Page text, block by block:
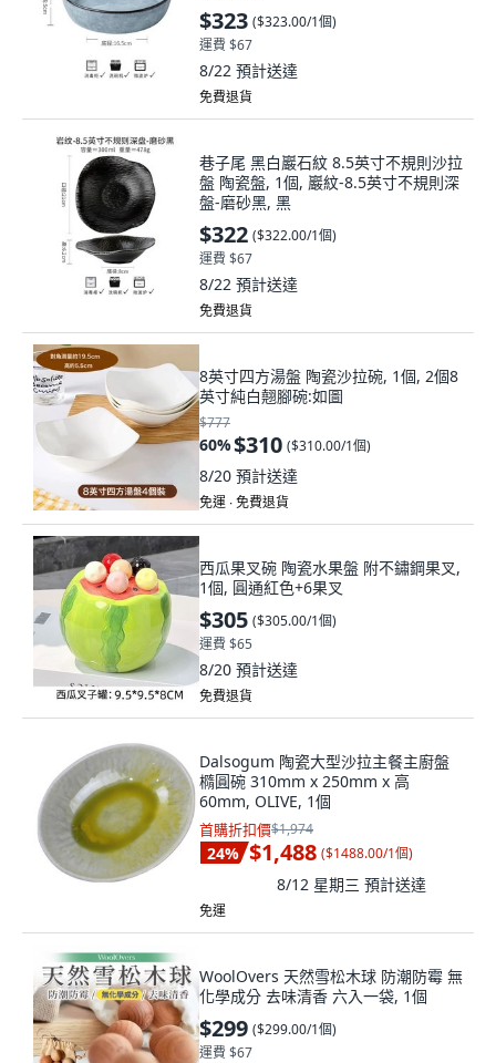
$323 ($323.00/1個)
運費 $67
8/22 預計送達
免費退貨
巷子尾 黑白巖石紋 8.5英寸不規則沙拉
盤 陶瓷盤, 1個, 巖紋-8.5英寸不規則深
盤-磨砂黑, 黑
$322 ($322.00/1個)
運費 $67
8/22 預計送達
免費退貨
8英寸四方湯盤 陶瓷沙拉碗, 1個, 2個8
英寸純白翹腳碗:如圖
$777
60%$310 ($310.00/1個)
8/20 預計送達
免運 ∙ 免費退貨
西瓜果叉碗 陶瓷水果盤 附不鏽鋼果叉,
1個, 圓通紅色+6果叉
$305 ($305.00/1個)
運費 $65
8/20 預計送達
免費退貨
Dalsogum 陶瓷大型沙拉主餐主廚盤
橢圓碗 310mm x 250mm x 高
60mm, OLIVE, 1個
首購折扣價$1,974
24% $1,488 ($1488.00/1個)
8/12 星期三 預計送達
免運
WoolOvers 天然雪松木球 防潮防霉 無
化學成分 去味清香 六入一袋, 1個
$299 ($299.00/1個)
運費 $67